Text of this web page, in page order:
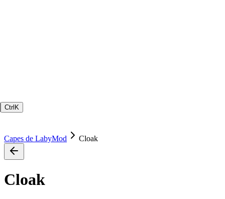
Ctrl K
Capes de LabyMod Cloak
Cloak